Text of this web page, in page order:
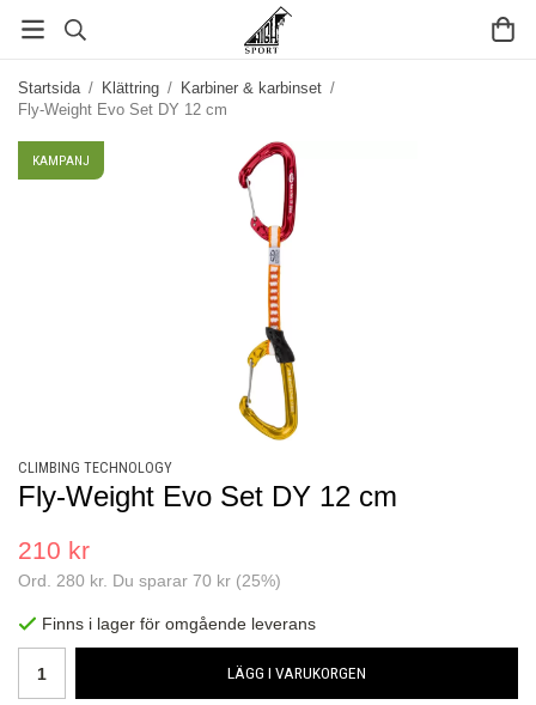
Startsida / Klättring / Karbiner & karbinset /
Fly-Weight Evo Set DY 12 cm
KAMPANJ
CLIMBING TECHNOLOGY
Fly-Weight Evo Set DY 12 cm
210 kr
Ord. 280 kr. Du sparar 70 kr (25%)
Finns i lager för omgående leverans
LÄGG I VARUKORGEN